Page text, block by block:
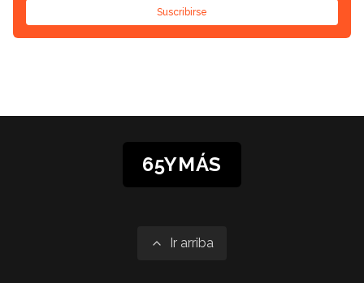
Suscribirse
65YMÁS
Ir arriba